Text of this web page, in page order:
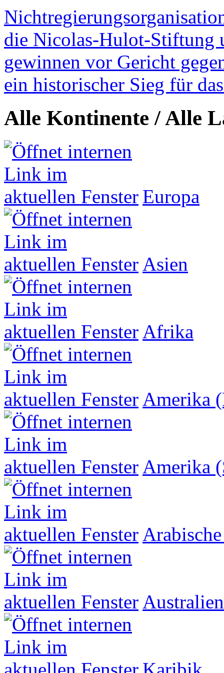
die Nicolas-Hulot-Stiftung
gewinnen vor Gericht
ein historischer Sieg für
Alle Kontinente / Alle
Europa
Asien
Afrika
Amerika
Amerika
Australien